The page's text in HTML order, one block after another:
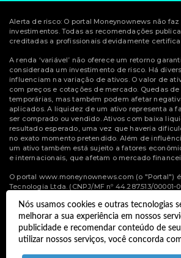
Nós usamos cookies e outras tecnologias
melhorar a sua experiência em nossos
publicidade e recomendar conteúdo de
utilizar nossos serviços, você concorda
Alerta de risco: O portal Moneynownews não
investimentos. Todas as recomendações
creditadas a profissionais devidamente
A renda ‘variável’ não oferece um retorno
considerada um investimento de risco. Há
influenciam na variação de ativos. O valor de
com preços e cotações de mercado. Quedas
temporárias, mas também podem afetar
aplicados. A liquidez de um ativo representa a
ser comprado ou vendido. Ativos com baixa
resultado esperado, uma vez que haveria
no exato momento pretendido. Além de
um ativo também está sujeito a fatores
e internacionais, que afetam o mercado
O portal www.moneynownews.com (o "Portal")
Tecnologia Ltda. (CNPJ/MF nº 44.287.513/00001-
© Copyright 2022 Money Now
Todos os direitos reservados.
Desenvolvido por